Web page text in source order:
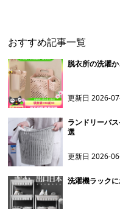
おすすめ記事一覧
脱衣所の洗濯
更新日2026-
ランドリーバ
選
更新日2026-
洗濯機ラック